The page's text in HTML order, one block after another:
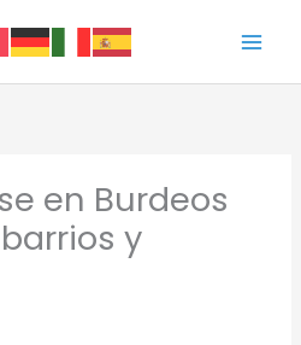
en Burdeos
y